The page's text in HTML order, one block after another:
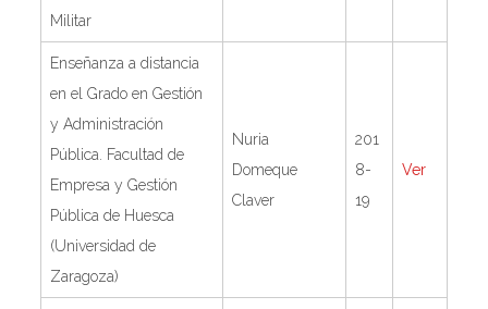
Militar
Enseñanza a distancia
en el Grado en Gestión
y Administración
Pública. Facultad de
Empresa y Gestión
Pública de Huesca
(Universidad de
Zaragoza)
Nuria
Domeque
Claver
201
8-
19
Ver